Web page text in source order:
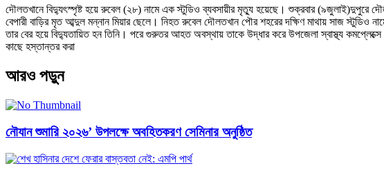
দৌলতখানে বিদ্যুৎস্পৃষ্ট হয়ে রুবেল (২৮) নামে এক স্টুডিও ব্যবসায়ীর মৃত্যু হয়েছে। শুক্রবার (৯জুলাই)দুপুরে
বেপারী বাড়ির মৃত আব্দুল মন্নান মিয়ার ছেলে। নিহত রুবেল দৌলতখান পৌর শহরের দক্ষিণ মাথায় সাজ স্টুডিও
তার বের হয়ে বিদ্যুতায়িত হন তিনি। পরে গুরুতর আহত অবস্থায় তাকে উদ্ধার করে উপজেলা স্বাস্থ্য কমপ্লেক্সে
কাছে হস্তান্তর করা
আরও পড়ুন
নৌযান শুমারি ২০২৬’ উপলক্ষে অবহিতকরণ সেমিনার অনুষ্ঠিত